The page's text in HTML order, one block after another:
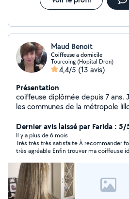
Maud Benoit
Coiffeuse a domicile
Tourcoing (Hopital Dron)
4,4/5 (13 avis)
Présentation
coiffeuse diplômée depuis 7 ans. Je me déplace dans
les communes de la métropole
Dernier avis laissé par Farida : 5/
Il y a plus de 6 mois
Très très très satisfaite À recommander fortement Personne
très agréable Enfin trouver ma coiffeuse idéale après en avoir